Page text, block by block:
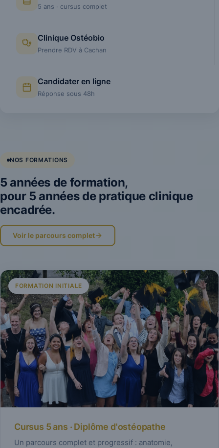
5 ans · cursus complet
Clinique Ostéobio
Prendre RDV à Cachan
Candidater en ligne
Réponse sous 48h
NOS FORMATIONS
5 années de formation,
pour 5 années de pratique clinique
encadrée.
Voir le parcours complet
FORMATION INITIALE
Cursus 5 ans · Diplôme d'ostéopathe
Un parcours complet et progressif : anatomie,